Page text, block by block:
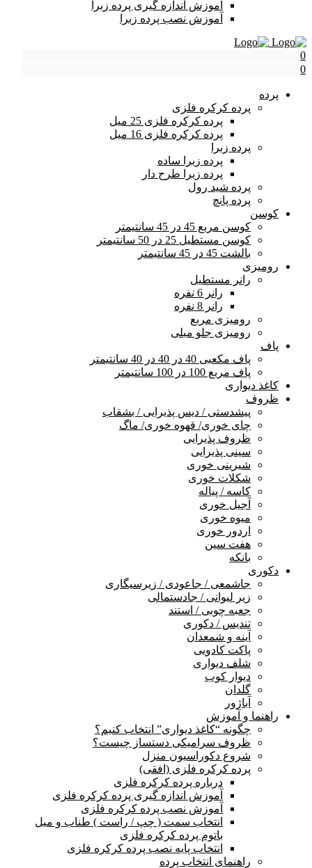
آموزش اندازه گیری پرده زبرا
آموزش نصب پرده زبرا
0
0
پرده
پرده کرکره فلزی
پرده کرکره فلزی 25 میل
پرده کرکره فلزی 16 میل
پرده زبرا
پرده زبرا ساده
پرده زبرا طرح دار
پرده شید رول
پرده پانچ
کوسن
کوسن مربع 45 در 45 سانتیمتر
کوسن مستطیل 25 در 50 سانتیمتر
بالشت 45 در 45 سانتیمتر
رومیزی
رانر مستطیل
رانر 6 نفره
رانر 8 نفره
رومیزی مربع
رومیزی جلو مبلی
پاف
پاف مکعبی 40 در 40 در 40 سانتیمتر
پاف مربع 100 در 100 سانتیمتر
کاغذ دیواری
ظروف
پیشدستی / دیس پذیرایی / بشقاب
چای خوری/ قهوه خوری/ ماگ
ظروف پذیرایی
سینی پذیرایی
شیرینی خوری
شکلات خوری
کاسه / پیاله
آجیل خوری
میوه خوری
اردور خوری
هفت سین
بانکه
دکوری
جاشمعی / جاعودی / زیرسیگاری
زیر لیوانی / جادستمالی
جعبه چوبی / استند
تندیس / دکوری
آینه و شمعدان
پاکت کادویی
شلف دیواری
دیوار کوب
گلدان
آباژور
راهنما و آموزش
چگونه “کاغذ دیواری” انتخاب کنیم؟
ظروف سرامیکی دستساز چیست؟
شروع دکوراسیون منزل
پرده کرکره فلزی (افقی)
درباره پرده کرکره فلزی
آموزش اندازه گیری پرده کرکره فلزی
آموزش نصب پرده کرکره فلزی
انتخاب سمت ( چپ / راست ) طناب و میل
باتوم پرده کرکره فلزی
انتخاب پایه نصب پرده کرکره فلزی
راهنمای انتخاب پرده